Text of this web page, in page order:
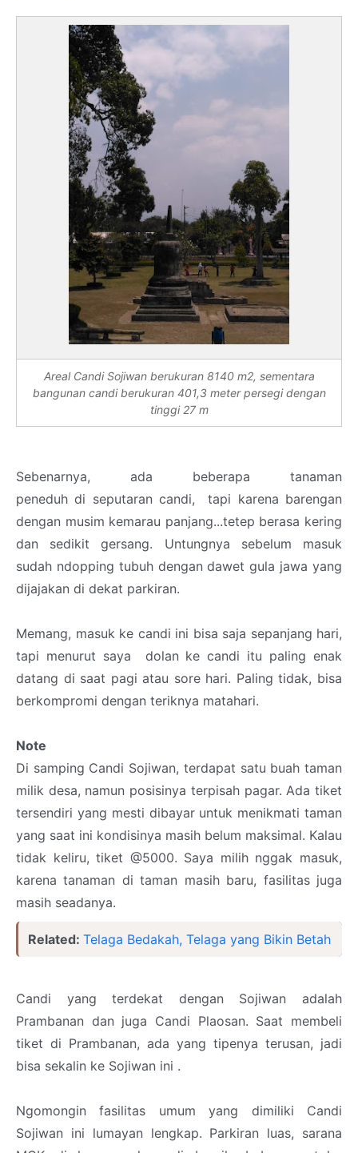
Areal Candi Sojiwan berukuran 8140 m2, sementara
bangunan candi berukuran 401,3 meter persegi dengan
tinggi 27 m
Sebenarnya, ada beberapa tanaman
peneduh di seputaran candi, tapi karena barengan
dengan musim kemarau panjang...tetep berasa kering
dan sedikit gersang. Untungnya sebelum masuk
sudah ndopping tubuh dengan dawet gula jawa yang
dijajakan di dekat parkiran.
Memang, masuk ke candi ini bisa saja sepanjang hari,
tapi menurut saya dolan ke candi itu paling enak
datang di saat pagi atau sore hari. Paling tidak, bisa
berkompromi dengan teriknya matahari.
Note
Di samping Candi Sojiwan, terdapat satu buah taman
milik desa, namun posisinya terpisah pagar. Ada tiket
tersendiri yang mesti dibayar untuk menikmati taman
yang saat ini kondisinya masih belum maksimal. Kalau
tidak keliru, tiket @5000. Saya milih nggak masuk,
karena tanaman di taman masih baru, fasilitas juga
masih seadanya.
Related: Telaga Bedakah, Telaga yang Bikin Betah
Candi yang terdekat dengan Sojiwan adalah
Prambanan dan juga Candi Plaosan. Saat membeli
tiket di Prambanan, ada yang tipenya terusan, jadi
bisa sekalin ke Sojiwan ini .
Ngomongin fasilitas umum yang dimiliki Candi
Sojiwan ini lumayan lengkap. Parkiran luas, sarana